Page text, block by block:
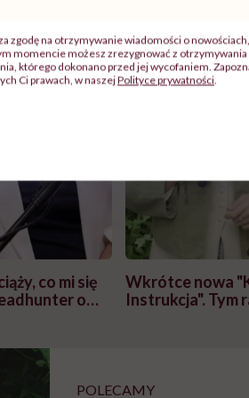
co mi się
o
Wkrótce nowa
Instrukcja". Tym
POLECAMY
zgodę na otrzymywanie wiadomości o
momencie możesz zrezygnować z
którego dokonano przed jej wycofaniem.
Ci prawach, w naszejPolityce prywatności.